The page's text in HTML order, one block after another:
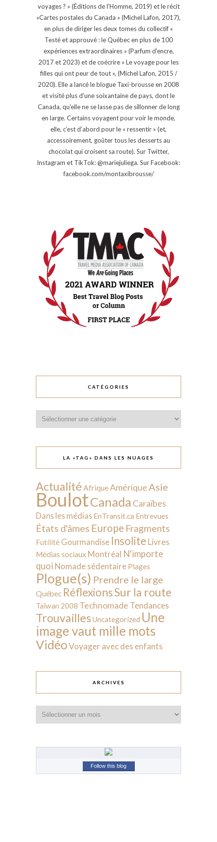
voyages ? » (Éditions de l'Homme, 2019) et le récit
«Cartes postales du Canada » (Michel Lafon, 2017),
en plus de diriger les deux tomes du collectif «
Testé et approuvé : le Québec en plus de 100
expériences extraordinaires » (Parfum d'encre,
2017 et 2023) et de coécrire « Le voyage pour les
filles qui ont peur de tout », (Michel Lafon, 2015 /
2020). Elle a lancé le blogue Taxi-brousse en 2008
et visité plus d'une soixantaine de pays, dont le
Canada, qu'elle ne se lasse pas de sillonner de long
en large. Certains voyagent pour voir le monde,
elle, c’est d’abord pour le « ressentir » (et,
accessoirement, goûter tous les desserts au
chocolat qui croisent sa route). Sur Twitter,
Instagram et TikTok: @mariejuliega. Sur Facebook:
facebook.com/montaxibrousse/
CATÉGORIES
LA «TAG» DANS LES NUAGES
Actualité AfriqueAmériqueAsie
BoulotCanada Caraïbes
Dans les médias EnTransit.ca Entrevues
États d'âmes Europe Fragments
Futilité Gourmandise Insolite Livres
Médias sociaux Montréal N'importe
quoi Nomade sédentaire Plages
Plogue(s) Prendre le large
Québec RéflexionsSur la route
Taïwan 2008 Technomade Tendances
Trouvailles Uncategorized Une
image vaut mille mots
VidéoVoyager avec des enfants
ARCHIVES
Follow this blog